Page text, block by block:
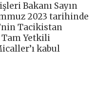
Bakanı Sayın
2023 tarihinde
Tacikistan
Yetkili
kabul